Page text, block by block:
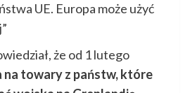
UE. Europa może użyć
że od 1 lutego
na towary z państw, które